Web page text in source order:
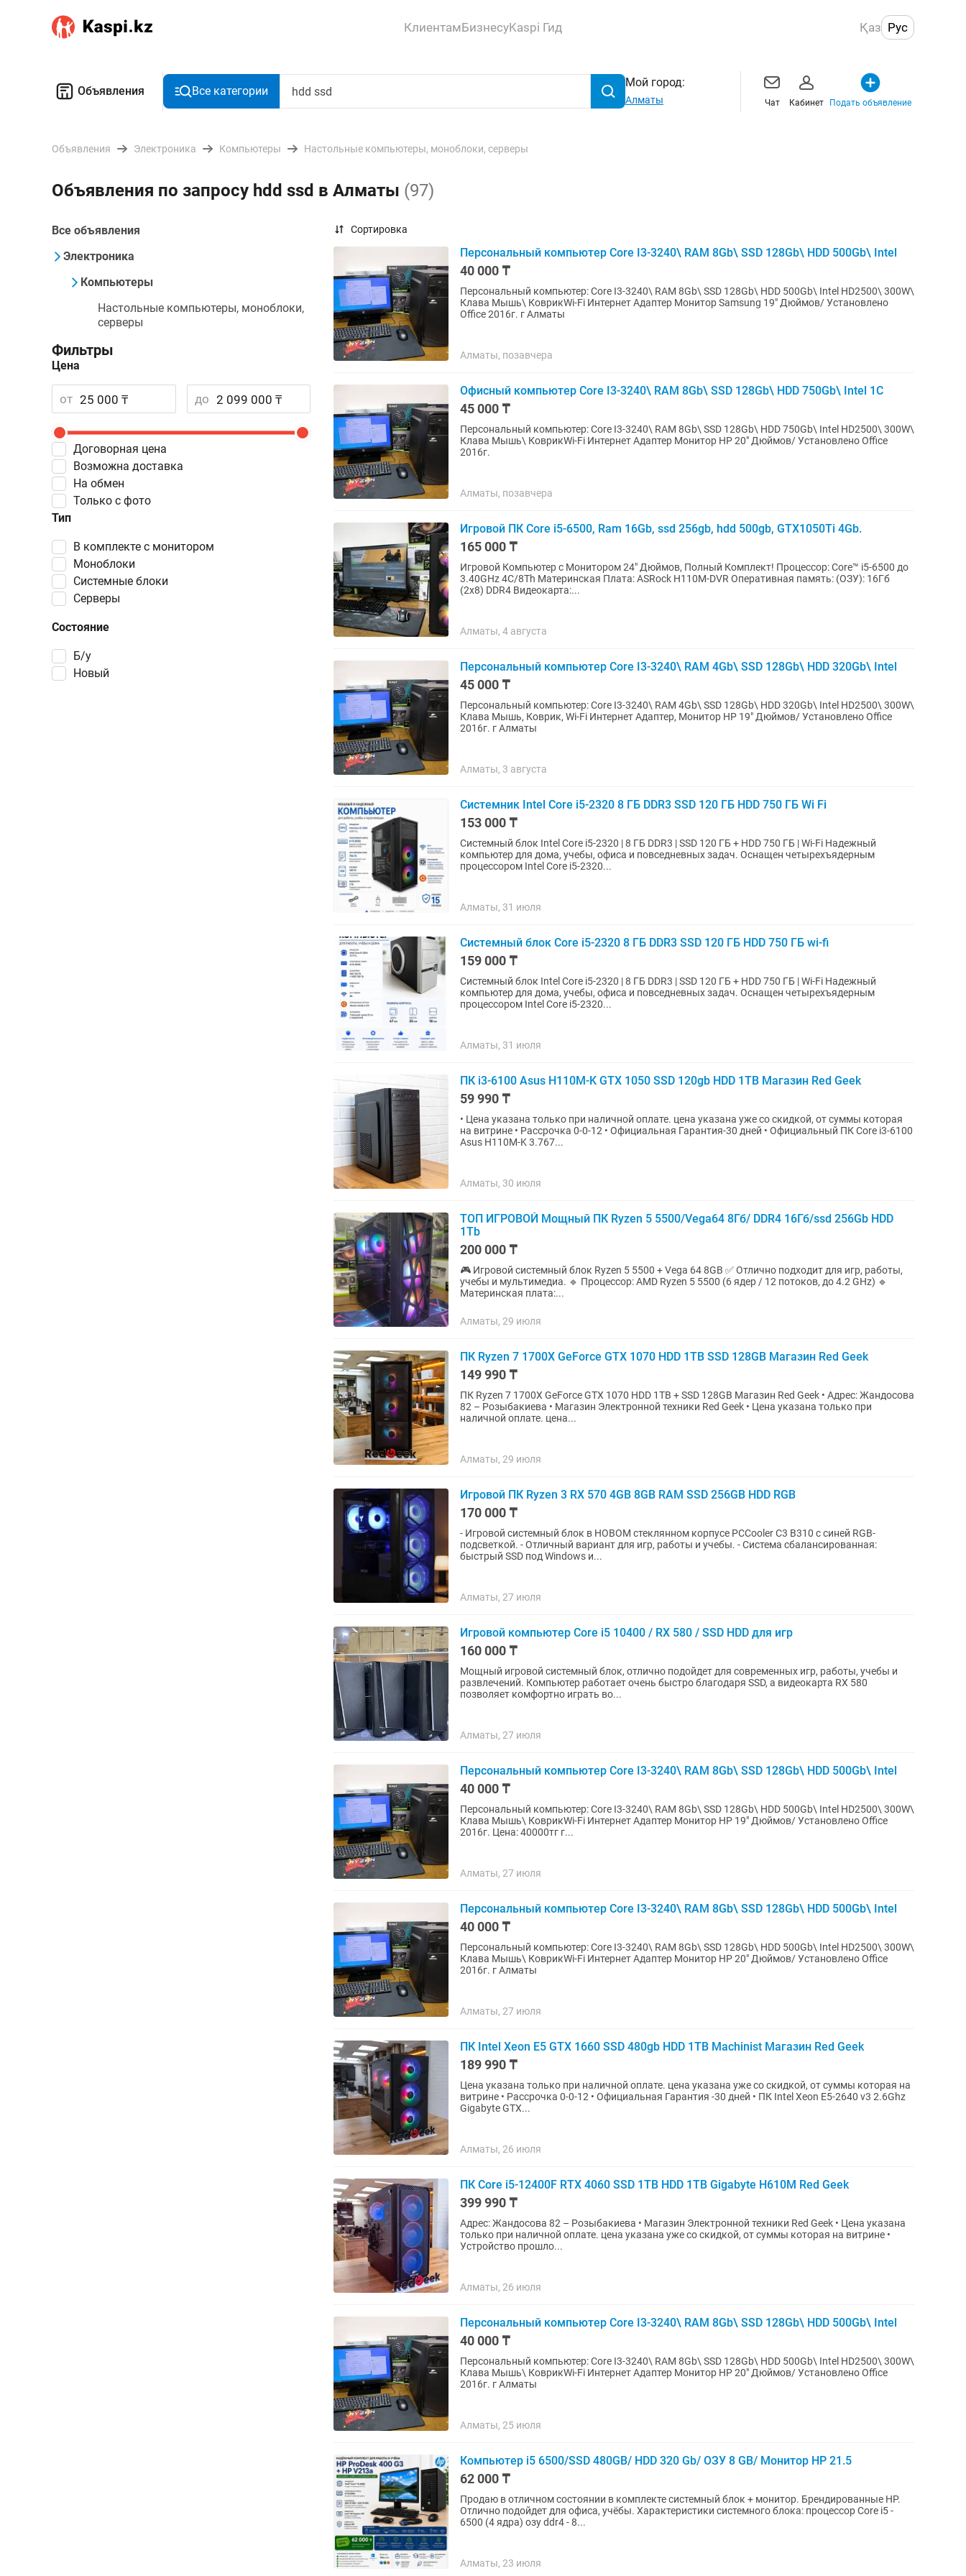
КлиентамБизнесуKaspi Гид Қаз Рус
Объявления Все категории
Мой город:
Алматы Чат Кабинет Подать объявление
Объявления Электроника Компьютеры Настольные компьютеры, моноблоки, серверы
Объявления по запросу hdd ssd в Алматы (97)
Все объявления
Электроника
Компьютеры
Настольные компьютеры, моноблоки,
серверы
Фильтры
Цена
от до
Договорная цена
Возможна доставка
Тип
в комплекте с монитором
моноблоки
системные блоки
серверы
Состояние
Б/у
Новый
На обмен
Только с фото
Сортировка
Персональный компьютер Core I3-3240\ RAM 8Gb\ SSD 128Gb\ HDD 500Gb\ Intel
40 000 ₸
Персональный компьютер: Core I3-3240\ RAM 8Gb\ SSD 128Gb\ HDD 500Gb\ Intel HD2500\ 300W\
Клава Мышь\ КоврикWi-Fi Интернет Адаптер Монитор Samsung 19" Дюймов/ Установлено
Office 2016г. г Алматы
Алматы, позавчера
Офисный компьютер Core I3-3240\ RAM 8Gb\ SSD 128Gb\ HDD 750Gb\ Intel 1C
45 000 ₸
Персональный компьютер: Core I3-3240\ RAM 8Gb\ SSD 128Gb\ HDD 750Gb\ Intel HD2500\ 300W\
Клава Мышь\ КоврикWi-Fi Интернет Адаптер Монитор HP 20" Дюймов/ Установлено Office
2016г.
Алматы, позавчера
Игровой ПК Core i5-6500, Ram 16Gb, ssd 256gb, hdd 500gb, GTX1050Ti 4Gb.
165 000 ₸
Игровой Компьютер с Монитором 24" Дюймов, Полный Комплект! Процессор: Core™ i5-6500 до
3.40GHz 4C/8Th Материнская Плата: ASRock H110M-DVR Оперативная память: (ОЗУ): 16Гб
(2x8) DDR4 Видеокарта:...
Алматы, 4 августа
Персональный компьютер Core I3-3240\ RAM 4Gb\ SSD 128Gb\ HDD 320Gb\ Intel
45 000 ₸
Персональный компьютер: Core I3-3240\ RAM 4Gb\ SSD 128Gb\ HDD 320Gb\ Intel HD2500\ 300W\
Клава Мышь, Коврик, Wi-Fi Интернет Адаптер, Монитор HP 19" Дюймов/ Установлено Office
2016г. г Алматы
Алматы, 3 августа
Системник Intel Core i5-2320 8 ГБ DDR3 SSD 120 ГБ HDD 750 ГБ Wi Fi
153 000 ₸
Системный блок Intel Core i5-2320 | 8 ГБ DDR3 | SSD 120 ГБ + HDD 750 ГБ | Wi-Fi Надежный
компьютер для дома, учебы, офиса и повседневных задач. Оснащен четырехъядерным
процессором Intel Core i5-2320...
Алматы, 31 июля
Системный блок Core i5-2320 8 ГБ DDR3 SSD 120 ГБ HDD 750 ГБ wi-fi
159 000 ₸
Системный блок Intel Core i5-2320 | 8 ГБ DDR3 | SSD 120 ГБ + HDD 750 ГБ | Wi-Fi Надежный
компьютер для дома, учебы, офиса и повседневных задач. Оснащен четырехъядерным
процессором Intel Core i5-2320...
Алматы, 31 июля
ПК i3-6100 Asus H110M-K GTX 1050 SSD 120gb HDD 1TB Магазин Red Geek
59 990 ₸
• Цена указана только при наличной оплате. цена указана уже со скидкой, от суммы которая
на витрине • Рассрочка 0-0-12 • Официальная Гарантия-30 дней • Официальный ПК Core i3-6100
Asus H110M-K 3.767...
Алматы, 30 июля
ТОП ИГРОВОЙ Мощный ПК Ryzen 5 5500/Vega64 8Гб/ DDR4 16Гб/ssd 256Gb HDD
1Tb
200 000 ₸
🎮 Игровой системный блок Ryzen 5 5500 + Vega 64 8GB ✅ Отлично подходит для игр, работы,
учебы и мультимедиа. 🔹 Процессор: AMD Ryzen 5 5500 (6 ядер / 12 потоков, до 4.2 GHz) 🔹
Материнская плата:...
Алматы, 29 июля
ПК Ryzen 7 1700X GeForce GTX 1070 HDD 1TB SSD 128GB Магазин Red Geek
149 990 ₸
ПК Ryzen 7 1700X GeForce GTX 1070 HDD 1TB + SSD 128GB Магазин Red Geek • Адрес: Жандосова
82 – Розыбакиева • Магазин Электронной техники Red Geek • Цена указана только при
наличной оплате. цена...
Алматы, 29 июля
Игровой ПК Ryzen 3 RX 570 4GB 8GB RAM SSD 256GB HDD RGB
170 000 ₸
- Игровой системный блок в НОВОМ стеклянном корпусе PCCooler C3 B310 с синей RGB-
подсветкой. - Отличный вариант для игр, работы и учебы. - Система сбалансированная:
быстрый SSD под Windows и...
Алматы, 27 июля
Игровой компьютер Core i5 10400 / RX 580 / SSD HDD для игр
160 000 ₸
Мощный игровой системный блок, отлично подойдет для современных игр, работы, учебы и
развлечений. Компьютер работает очень быстро благодаря SSD, а видеокарта RX 580
позволяет комфортно играть во...
Алматы, 27 июля
Персональный компьютер Core I3-3240\ RAM 8Gb\ SSD 128Gb\ HDD 500Gb\ Intel
40 000 ₸
Персональный компьютер: Core I3-3240\ RAM 8Gb\ SSD 128Gb\ HDD 500Gb\ Intel HD2500\ 300W\
Клава Мышь\ КоврикWi-Fi Интернет Адаптер Монитор HP 19" Дюймов/ Установлено Office
2016г. Цена: 40000тг г...
Алматы, 27 июля
Персональный компьютер Core I3-3240\ RAM 8Gb\ SSD 128Gb\ HDD 500Gb\ Intel
40 000 ₸
Персональный компьютер: Core I3-3240\ RAM 8Gb\ SSD 128Gb\ HDD 500Gb\ Intel HD2500\ 300W\
Клава Мышь\ КоврикWi-Fi Интернет Адаптер Монитор HP 20" Дюймов/ Установлено Office
2016г. г Алматы
Алматы, 27 июля
ПК Intel Xeon E5 GTX 1660 SSD 480gb HDD 1TB Machinist Магазин Red Geek
189 990 ₸
Цена указана только при наличной оплате. цена указана уже со скидкой, от суммы которая на
витрине • Рассрочка 0-0-12 • Официальная Гарантия -30 дней • ПК Intel Xeon E5-2640 v3 2.6Ghz
Gigabyte GTX...
Алматы, 26 июля
ПК Core i5-12400F RTX 4060 SSD 1TB HDD 1TB Gigabyte H610M Red Geek
399 990 ₸
Адрес: Жандосова 82 – Розыбакиева • Магазин Электронной техники Red Geek • Цена указана
только при наличной оплате. цена указана уже со скидкой, от суммы которая на витрине •
Устройство прошло...
Алматы, 26 июля
Персональный компьютер Core I3-3240\ RAM 8Gb\ SSD 128Gb\ HDD 500Gb\ Intel
40 000 ₸
Персональный компьютер: Core I3-3240\ RAM 8Gb\ SSD 128Gb\ HDD 500Gb\ Intel HD2500\ 300W\
Клава Мышь\ КоврикWi-Fi Интернет Адаптер Монитор HP 20" Дюймов/ Установлено Office
2016г. г Алматы
Алматы, 25 июля
Компьютер i5 6500/SSD 480GB/ HDD 320 Gb/ ОЗУ 8 GB/ Монитор HP 21.5
62 000 ₸
Продаю в отличном состоянии в комплекте системный блок + монитор. Брендированные HP.
Отлично подойдет для офиса, учёбы. Характеристики системного блока: процессор Core i5 -
6500 (4 ядра) озу ddr4 - 8...
Алматы, 23 июля